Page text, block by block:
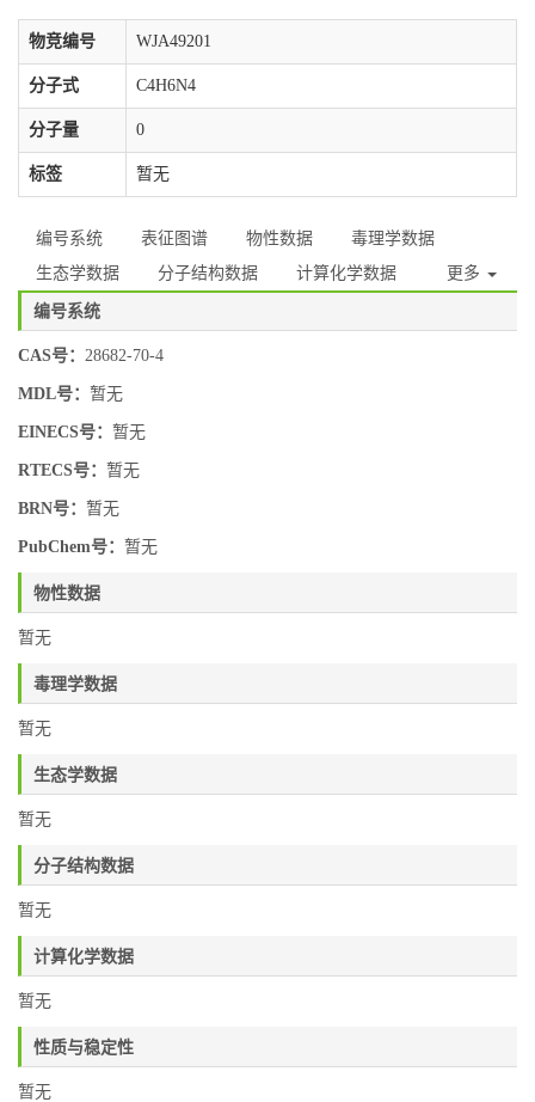
物竞编号 WJA49201
分子式 C4H6N4
分子量 0
标签 暂无
编号系统 表征图谱 物性数据
毒理学数据
生态学数据
分子结构数据 计算化学数据 更多
编号系统
CAS号： 28682-70-4
MDL号： 暂无
EINECS号： 暂无
RTECS号： 暂无
BRN号： 暂无
PubChem号： 暂无
物性数据
暂无
毒理学数据
暂无
生态学数据
暂无
分子结构数据
暂无
计算化学数据
暂无
性质与稳定性
暂无